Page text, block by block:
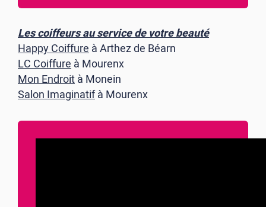
Les coiffeurs au service de votre beauté
Happy Coiffureà Arthez de Béarn
LC Coiffureà Mourenx
Mon Endroità Monein
Salon Imaginatifà Mourenx